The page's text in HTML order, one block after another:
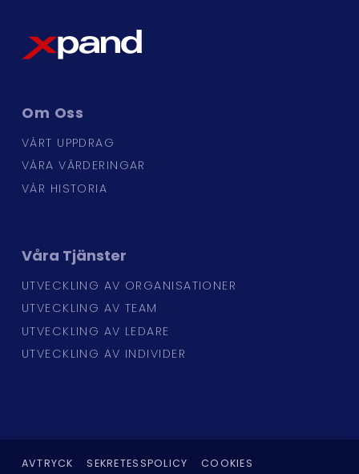
Om Oss
VÅRT UPPDRAG
VÅRA VÄRDERINGAR
VÅR HISTORIA
Våra Tjänster
UTVECKLING AV ORGANISATIONER
UTVECKLING AV TEAM
UTVECKLING AV LEDARE
UTVECKLING AV INDIVIDER
AVTRYCK SEKRETESSPOLICY COOKIES